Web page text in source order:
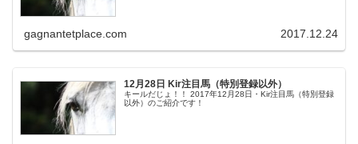
gagnantetplace.com 2017.12.24
12月28日 Kir注目馬（特別登録以外）
キールだじょ！！ 2017年12月28日・Kir注目馬（特別登録
以外）のご紹介です！